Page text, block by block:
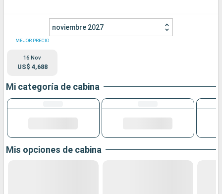
noviembre 2027
MEJOR PRECIO
16 Nov
US$ 4,688
Mi categoría de cabina
Mis opciones de cabina
Puertos Compañías